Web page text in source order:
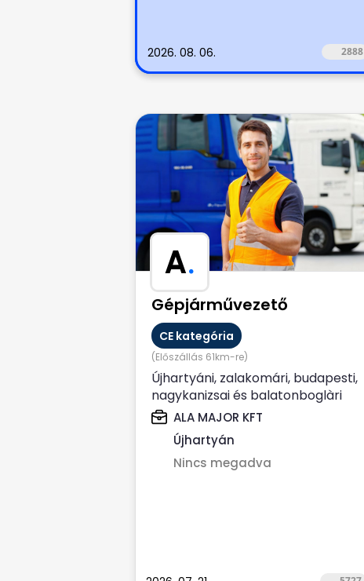
2026. 08. 06. 2888
A.
Gépjárművezető
CE kategória
(Előszállás 61km-re)
Újhartyáni, zalakomári, budapesti,
nagykanizsai és balatonboglàri
telephelyű cég tapasztalattal
rendelkező,...
ALA MAJOR KFT
Újhartyán
Nincs megadva